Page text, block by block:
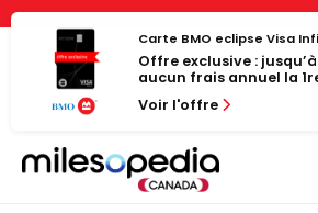
Panneau de gestion des cookies
Passer
contenu
Carte BMO eclipse Visa
Offre exclusive :
aucun frais annuel la
Voir l'offre